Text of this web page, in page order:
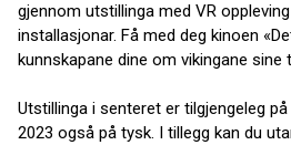
gjennom utstillinga med VR
installasjonar. Få med deg kinoen
kunnskapane dine om vikingane
Utstillinga i senteret er tilgjengeleg
2023 også på tysk. I tillegg kan du